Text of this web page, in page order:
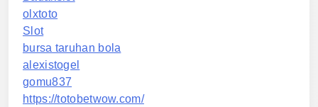
olxtoto
Slot
bursa taruhan bola
alexistogel
gomu837
https://totobetwow.com/